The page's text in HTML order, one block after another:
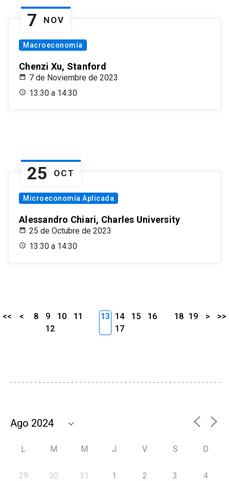
7 NOV
Macroeconomía
Chenzi Xu, Stanford
7 de Noviembre de 2023
13:30 a 14:30
25 OCT
Microeconomía Aplicada
Alessandro Chiari, Charles University
25 de Octubre de 2023
13:30 a 14:30
<< < 8 9 10
11
12
13 14 15
16
17
18 19 > >>
L M M J V S D
29 30 31 1 2 3 4